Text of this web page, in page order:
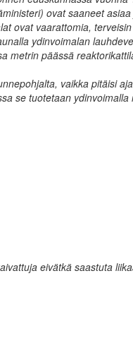
ovat saaneet
ovat vaarattomia,
ydinvoimalan
metrin päässä
vaikka pitäisi
se tuotetaan ydinvoimalla
eivätkä saastuta